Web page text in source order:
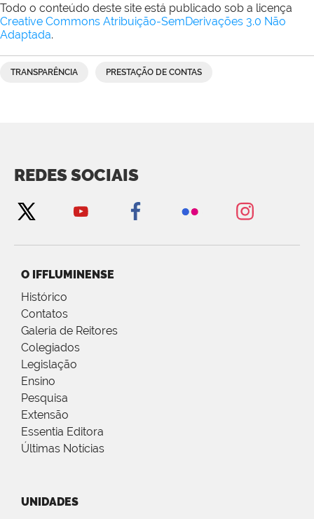
Todo o conteúdo deste site está publicado sob a licença
Creative Commons Atribuição-SemDerivações 3.0 Não
Adaptada.
TRANSPARÊNCIA PRESTAÇÃO DE CONTAS
REDES SOCIAIS
O IFFLUMINENSE
Histórico
Contatos
Galeria de Reitores
Colegiados
Legislação
Ensino
Pesquisa
Extensão
Essentia Editora
Últimas Notícias
UNIDADES